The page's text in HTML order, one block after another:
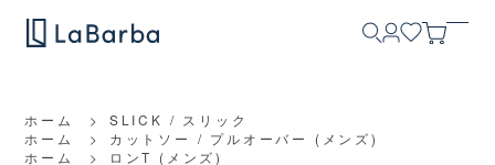
ホーム >
SLICK / スリック
ホーム
>
カットソー / プルオーバー (メンズ)
ホーム
>
ロンT (メンズ)